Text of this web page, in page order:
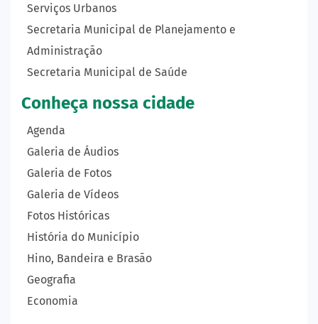
Serviços Urbanos
Secretaria Municipal de Planejamento e
Administração
Secretaria Municipal de Saúde
Conheça nossa cidade
Agenda
Galeria de Áudios
Galeria de Fotos
Galeria de Vídeos
Fotos Históricas
História do Município
Hino, Bandeira e Brasão
Geografia
Economia